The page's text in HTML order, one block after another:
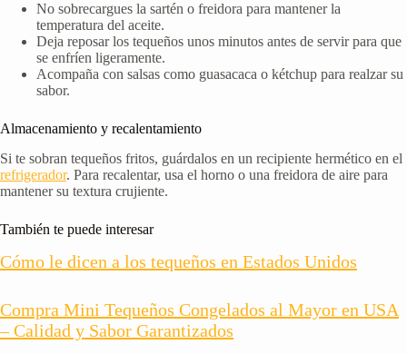
No sobrecargues la sartén o freidora para mantener la
temperatura del aceite.
Deja reposar los tequeños unos minutos antes de servir para que
se enfríen ligeramente.
Acompaña con salsas como guasacaca o kétchup para realzar su
sabor.
Almacenamiento y recalentamiento
Si te sobran tequeños fritos, guárdalos en un recipiente hermético en el
refrigerador. Para recalentar, usa el horno o una freidora de aire para
mantener su textura crujiente.
También te puede interesar
Cómo le dicen a los tequeños en Estados Unidos
Compra Mini Tequeños Congelados al Mayor en USA
– Calidad y Sabor Garantizados